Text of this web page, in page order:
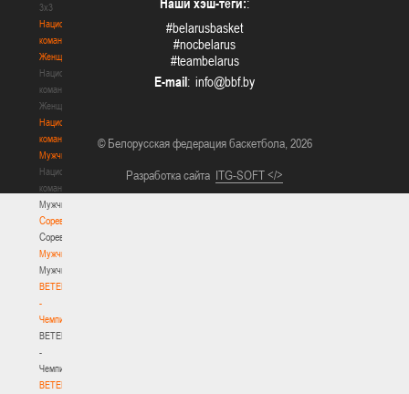
3х3
Национальная
команда.
Женщины
Национальная
команда.
Женщины
Национальная
команда.
Мужчины
Национальная
команда.
Мужчины
Соревнования
Соревнования
Мужчины
Мужчины
BETERA
-
Чемпионат
BETERA
-
Чемпионат
BETERA
Наши хэш-теги::
#belarusbasket
#nocbelarus
#teambelarus
E-mail:
© Белорусская федерация баскетбола, 2026
Разработка сайта ITG-SOFT </>